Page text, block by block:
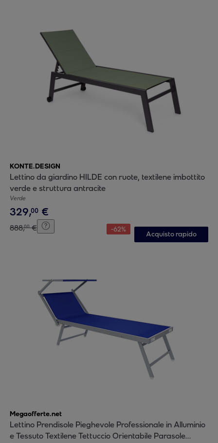
KONTE.DESIGN
Lettino da giardino HILDE con ruote, textilene imbottito
verde e struttura antracite
Verde
329,00 €
888,00 € -62%
Acquisto rapido
Megaofferte.net
Lettino Prendisole Pieghevole Professionale in Alluminio
e Tessuto Textilene Tettuccio Orientabile Parasole